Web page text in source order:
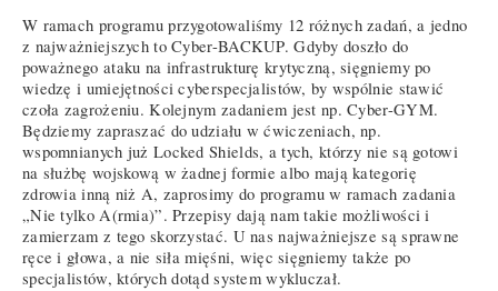
W ramach programu przygotowaliśmy 12 różnych zadań, a jedno
z najważniejszych to Cyber-BACKUP. Gdyby doszło do
poważnego ataku na infrastrukturę krytyczną, sięgniemy po
wiedzę i umiejętności cyberspecjalistów, by wspólnie stawić
czoła zagrożeniu. Kolejnym zadaniem jest np. Cyber-GYM.
Będziemy zapraszać do udziału w ćwiczeniach, np.
wspomnianych już Locked Shields, a tych, którzy nie są gotowi
na służbę wojskową w żadnej formie albo mają kategorię
zdrowia inną niż A, zaprosimy do programu w ramach zadania
„Nie tylko A(rmia)”. Przepisy dają nam takie możliwości i
zamierzam z tego skorzystać. U nas najważniejsze są sprawne
ręce i głowa, a nie siła mięśni, więc sięgniemy także po
specjalistów, których dotąd system wykluczał.